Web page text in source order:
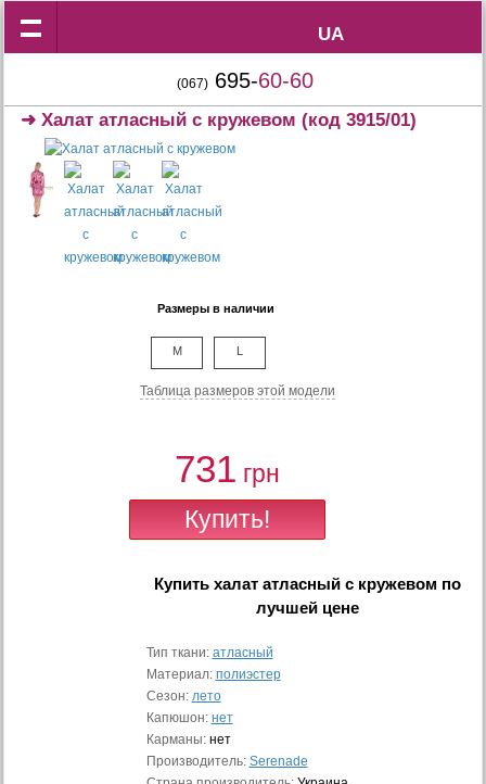
UA
UA
(067) 695-60-60
➜Халат атласный с кружевом (код 3915/01)
Размеры в наличии
M L
Таблица размеров этой модели
731 грн
Купитьхалат атласный с кружевом по
лучшей цене
Тип ткани: атласный
Материал: полиэстер
Сезон: лето
Капюшон: нет
Карманы: нет
Производитель: Serenade